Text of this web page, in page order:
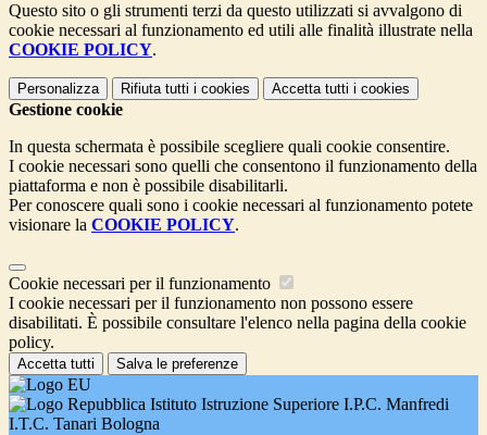
Questo sito o gli strumenti terzi da questo utilizzati si avvalgono di
cookie necessari al funzionamento ed utili alle finalità illustrate nella
COOKIE POLICY.
Personalizza Rifiuta tutti i cookies Accetta tutti i cookies
Gestione cookie
In questa schermata è possibile scegliere quali cookie consentire.
I cookie necessari sono quelli che consentono il funzionamento della
piattaforma e non è possibile disabilitarli.
Per conoscere quali sono i cookie necessari al funzionamento potete
visionare la COOKIE POLICY.
Cookie necessari per il funzionamento
I cookie necessari per il funzionamento non possono essere
disabilitati. È possibile consultare l'elenco nella pagina della cookie
policy.
Accetta tutti Salva le preferenze
Istituto Istruzione Superiore I.P.C. Manfredi
I.T.C. Tanari Bologna